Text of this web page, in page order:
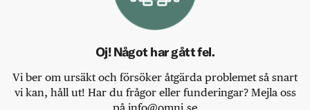
Oj! Något har gått fel.
Vi ber om ursäkt och försöker åtgärda problemet så snart
vi kan, håll ut! Har du frågor eller funderingar? Mejla oss